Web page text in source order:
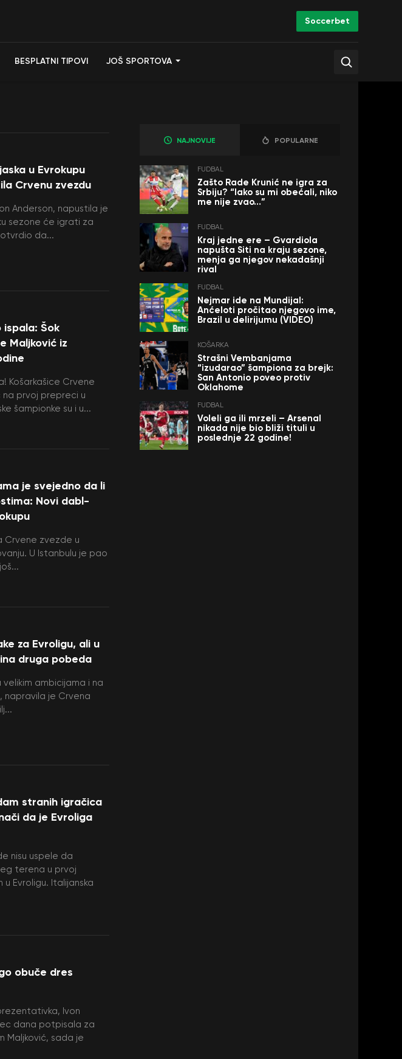
Soccerbet
BESPLATNI TIPOVI JOŠ SPORTOVA
u Evrokupu
Crvenu zvezdu
Anderson, napustila je
sezone će igrati za
da...
ispala: Šok
Maljković iz
Košarkašice Crvene
na prvoj prepreci u
šampionke su i u...
je svejedno da li
Novi dabl-
Crvene zvezde u
U Istanbulu je pao
za Evroligu, ali u
druga pobeda
ambicijama i na
napravila je Crvena
stranih igračica
da je Evroliga
nisu uspele da
terena u prvoj
Evroligu. Italijanska
obuče dres
Ivon
dana potpisala za
Maljković, sada je
NAJNOVIJE POPULARNE
FUDBAL
Zašto Rade Krunić ne igra za
Srbiju? “Iako su mi obećali, niko
me nije zvao…”
FUDBAL
Kraj jedne ere – Gvardiola
napušta Siti na kraju sezone,
menja ga njegov nekadašnji
rival
FUDBAL
Nejmar ide na Mundijal:
Anćeloti pročitao njegovo ime,
Brazil u delirijumu (VIDEO)
KOŠARKA
Strašni Vembanjama
“izudarao” šampiona za brejk:
San Antonio poveo protiv
Oklahome
FUDBAL
Voleli ga ili mrzeli – Arsenal
nikada nije bio bliži tituli u
poslednje 22 godine!